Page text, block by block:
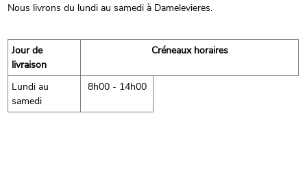
Nous livrons du lundi au samedi à Damelevieres.
Jour de
livraison
Créneaux horaires
Lundi au
samedi
8h00 - 14h00